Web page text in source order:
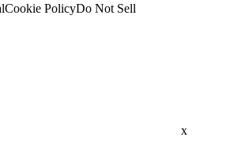
Cookie PolicyDo Not Sell
x